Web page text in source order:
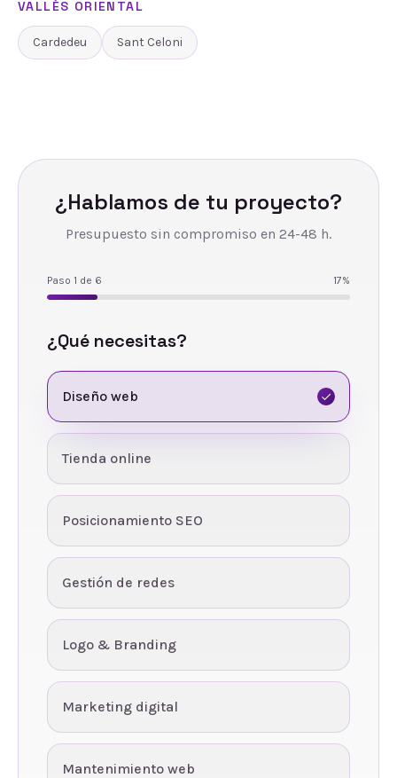
VALLÈS ORIENTAL
Cardedeu Sant Celoni
¿Hablamos de tu proyecto?
Presupuesto sin compromiso en 24-48 h.
Paso 1 de 6 17%
¿Qué necesitas?
Diseño web
Tienda online
Posicionamiento SEO
Gestión de redes
Logo & Branding
Marketing digital
Mantenimiento web